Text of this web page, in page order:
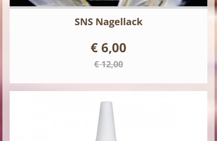
SNS Nagellack
€ 6,00
€ 12,00